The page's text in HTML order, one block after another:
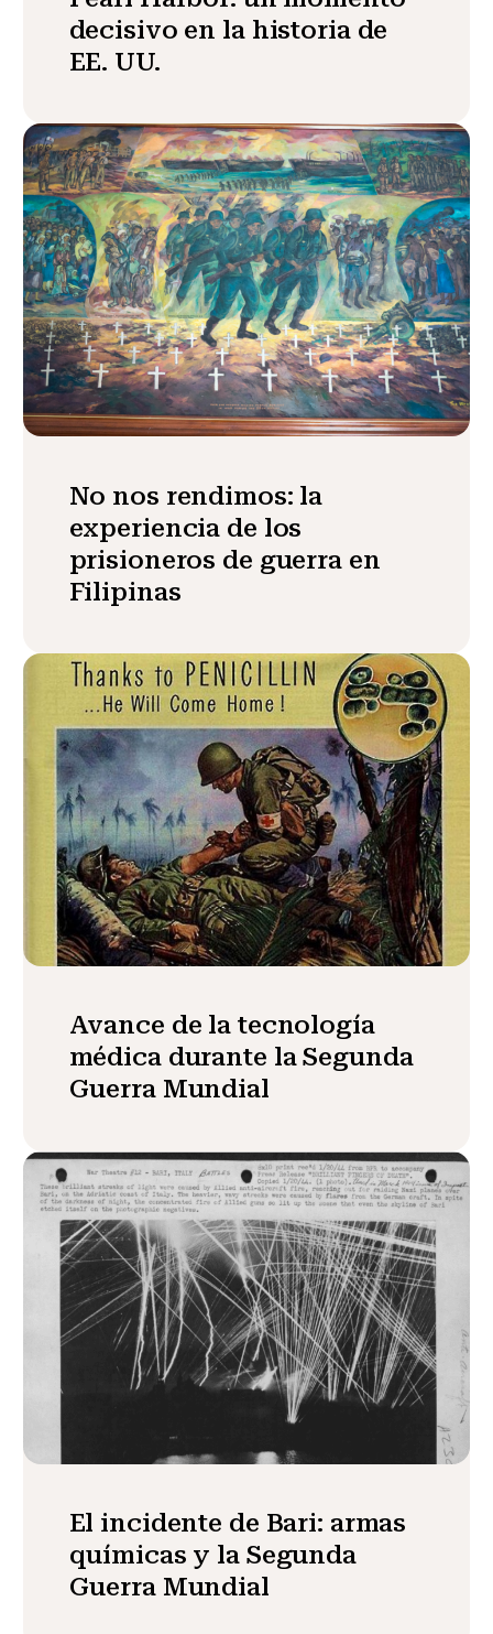
decisivo en la historia de
EE. UU.
No nos rendimos: la
experiencia de los
prisioneros de guerra en
Filipinas
Avance de la tecnología
médica durante la Segunda
Guerra Mundial
El incidente de Bari: armas
químicas y la Segunda
Guerra Mundial